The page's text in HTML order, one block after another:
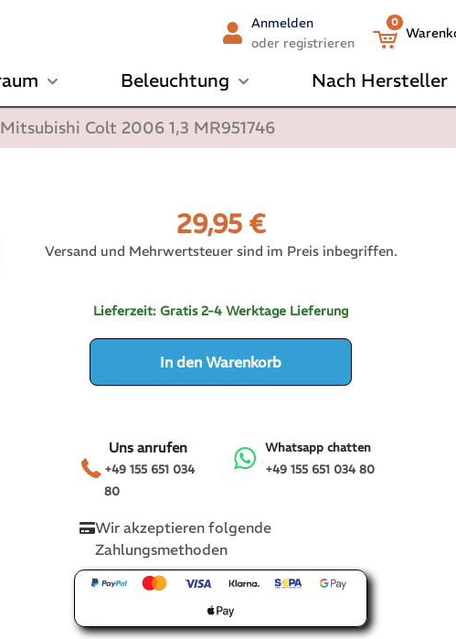
Anmelden
oder registrieren
0
Beleuchtung Nach Hersteller
Colt 2006 1,3 MR951746
29,95 €
Versand und Mehrwertsteuer sind im Preis inbegriffen.
Lieferzeit:Gratis 2-4 Werktage Lieferung
In den Warenkorb
+49 155 651 034
80
Uns anrufen
+49 155 651 034 80
Whatsapp chatten
Wir akzeptieren folgende
Zahlungsmethoden